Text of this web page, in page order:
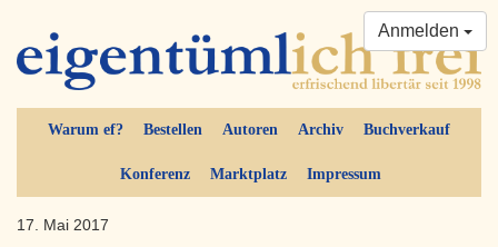
Warum ef? Bestellen Autoren Archiv Buchverkauf
Konferenz Marktplatz Impressum
Anmelden
17. Mai 2017